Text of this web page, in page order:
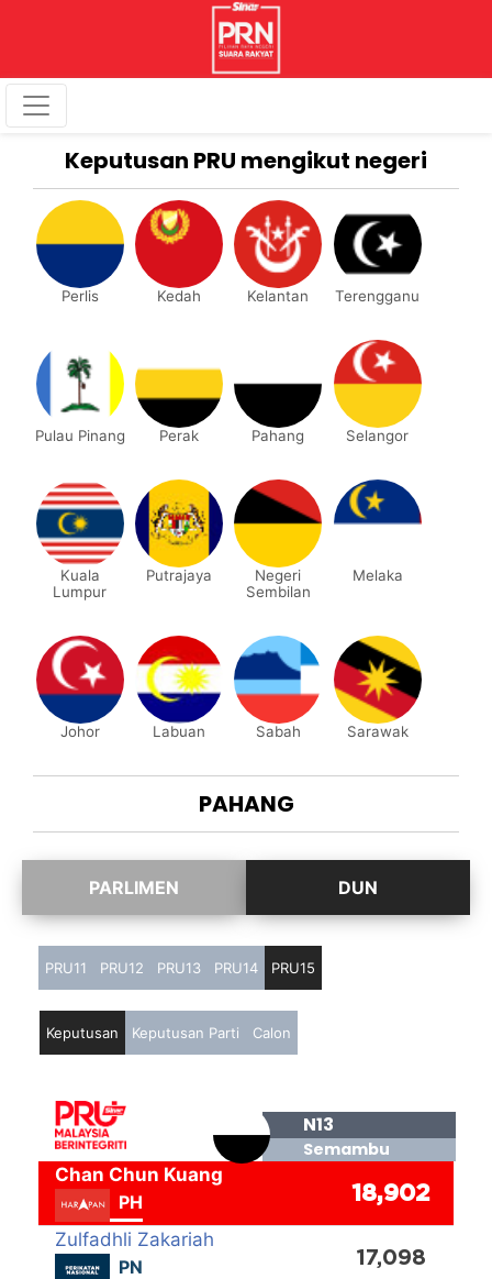
Keputusan PRU mengikut negeri
Perlis Kedah Kelantan Terengganu
Pulau Pinang Perak Pahang Selangor
Kuala
Lumpur
Putrajaya
Negeri
Sembilan
Melaka
Johor Labuan Sabah Sarawak
PAHANG
PRU11 PRU12 PRU13 PRU14 PRU15
Keputusan Keputusan Parti Calon
N13
Semambu
Chan Chun Kuang
PH
18,902
Zulfadhli Zakariah
PN
17,098